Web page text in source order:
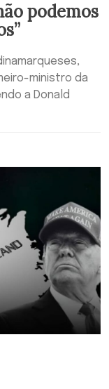
podemos
ministro da
a Donald